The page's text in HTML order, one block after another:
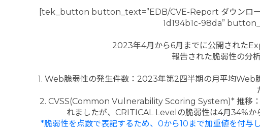
[tek_button button_text=”EDB/CVE-Report ダウン
1d194b1c-98da”
2023年4月から6月までに公開された
報告された脆弱性の分
1. Web脆弱性の発生件数：2023年第2四半期の月平均Web
2. CVSS(Common Vulnerability Scoring System)* 推移
れましたが、CRITICAL Levelの脆弱性は4月34%か
*脆弱性を点数で表記するため、0から10まで加重値を付与